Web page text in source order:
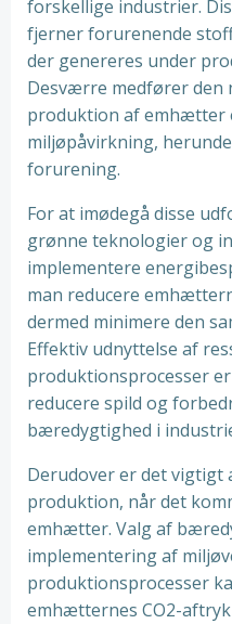
forskellige industrier.
fjerner forurenende
der genereres under
Desværre medfører
produktion af emhætter
miljøpåvirkning,
forurening.
For at imødegå disse
grønne teknologier og
implementere
man reducere
dermed minimere den
Effektiv udnyttelse af
produktionsprocesser
reducere spild og
bæredygtighed i
Derudover er det vigtigt
produktion, når det
emhætter. Valg af
implementering af
produktionsprocesser
emhætternes CO2-